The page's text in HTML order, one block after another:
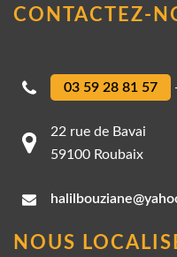
CONTACTEZ-
03 59 28 81 57
22 rue de Bavai
59100 Roubaix
NOUS